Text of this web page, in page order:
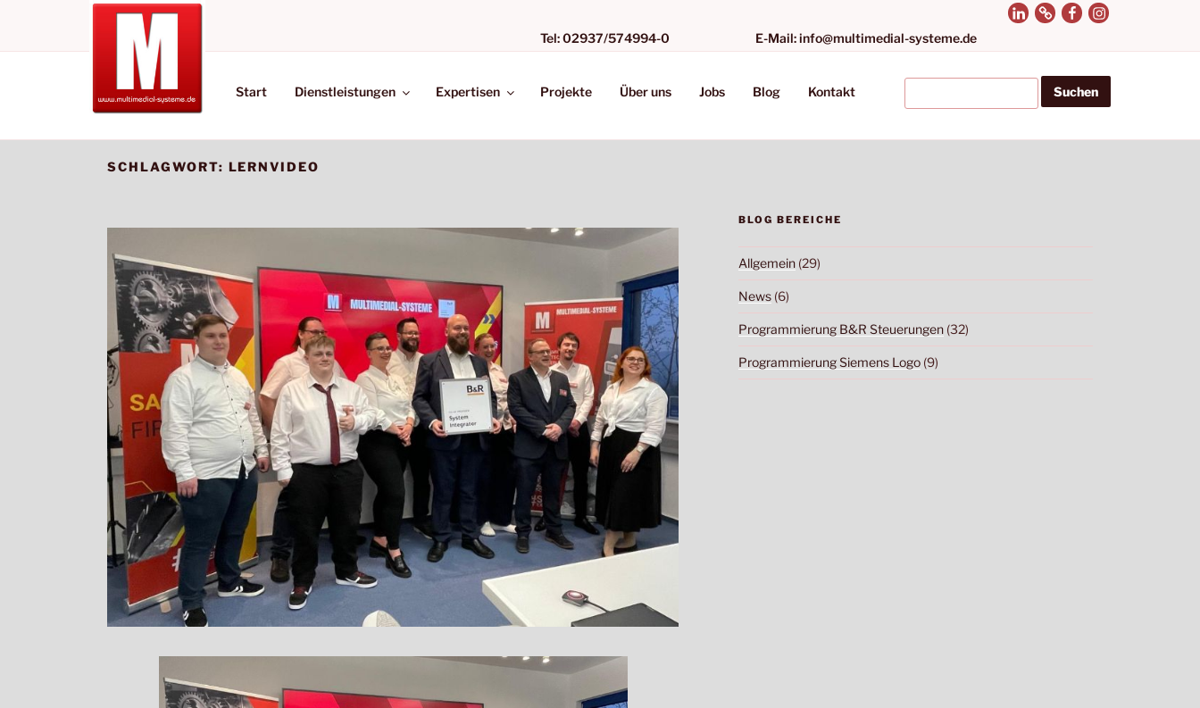
MULTIMEDIAL-SYSTEME
Wir bieten die Lösungen
Start Dienstleistungen Expertisen Projekte Über uns Jobs Blog
Tel: 02937/574994-0
Kontakt
E-Mail: info@multimedial-systeme.de
SCHLAGWORT: LERNVIDEO
BLOG BEREICHE
Allgemein(29)
News(6)
Programmierung B&R Steuerungen(32)
Programmierung Siemens Logo(9)